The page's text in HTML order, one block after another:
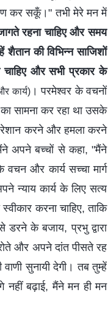
कर सकूँ।" तभी मेरे मन में
रहना चाहिए और समय
शैतान की विभिन्न साजिशों
चाहिए और सभी प्रकार के
कार्य)। परमेश्वर के वचनों
सामना कर रहा था उसके
करने और हमला करने
अपने बच्चों से कहा, "मैंने
और कार्य सच्चा मार्ग
न्याय कार्य के लिए सत्य
करना चाहिए, ताकि
के बजाय, प्रभु द्वारा
और अपने दांत पीसते रह
सुनायी देगी। तब तुम्हें
नहीं बढ़ाई, मैंने मन ही मन